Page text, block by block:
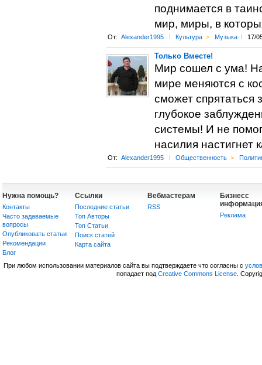
поднимается в
мир, миры, в
От: Alexander1995 l Культура > Музыка l 17/
Только Вместе!
Мир сошел с ума!
мире меняются с
сможет спрятаться
глубокое
системы! И не
насилия настигнет
От: Alexander1995 l Общественность >
Нужна помощь?
Контакты
Часто задаваемые
вопросы
Опубликовать статьи
Рекомендации
Блог
Ссылки
Последние статьи
Топ Авторы
Топ Статьи
Поиск статей
Карта сайта
Вебмастерам
RSS
Бизнесс
Реклама
При любом использовании материалов сайта вы подтверждаете что согласны с
попадает под Creative Commons License.